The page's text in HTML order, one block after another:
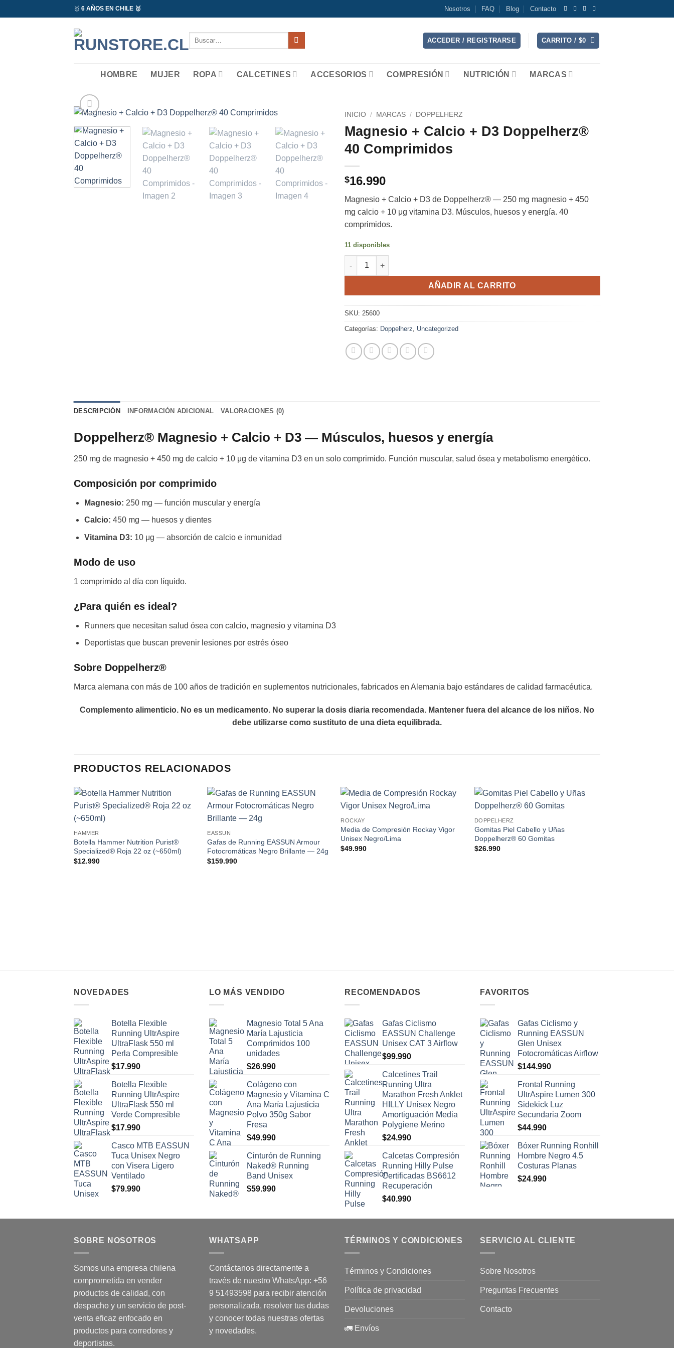
al
🥇 6 AÑOS EN CHILE 🥇 Nosotros FAQ Blog Contacto
Buscar
ACCEDER / REGISTRARSE CARRITO / $0
HOMBRE MUJER ROPA CALCETINES ACCESORIOS COMPRESIÓN NUTRICIÓN MARCAS
wishlist
INICIO / MARCAS / DOPPELHERZ
Magnesio + Calcio + D3 Doppelherz®
40 Comprimidos
$16.990
Magnesio + Calcio + D3 de Doppelherz® — 250 mg magnesio + 450
mg calcio + 10 μg vitamina D3. Músculos, huesos y energía. 40
comprimidos.
11 disponibles
Magnesio + Calcio + D3 Doppelherz® 40 Comprimidos cantidad
AÑADIR AL CARRITO
SKU: 25600
Categorías: Doppelherz, Uncategorized
DESCRIPCIÓN INFORMACIÓN ADICIONAL VALORACIONES (0)
Doppelherz® Magnesio + Calcio + D3 — Músculos, huesos y energía
250 mg de magnesio + 450 mg de calcio + 10 μg de vitamina D3 en un solo comprimido. Función muscular, salud ósea y metabolismo energético.
Composición por comprimido
Magnesio: 250 mg — función muscular y energía
Calcio: 450 mg — huesos y dientes
Vitamina D3: 10 μg — absorción de calcio e inmunidad
Modo de uso
1 comprimido al día con líquido.
¿Para quién es ideal?
Runners que necesitan salud ósea con calcio, magnesio y vitamina D3
Deportistas que buscan prevenir lesiones por estrés óseo
Sobre Doppelherz®
Marca alemana con más de 100 años de tradición en suplementos nutricionales, fabricados en Alemania bajo estándares de calidad farmacéutica.
Complemento alimenticio. No es un medicamento. No superar la dosis diaria recomendada. Mantener fuera del alcance de los niños. No
debe utilizarse como sustituto de una dieta equilibrada.
PRODUCTOS RELACIONADOS
HAMMER
Botella Hammer Nutrition Purist®
Specialized® Roja 22 oz (~650ml)
$12.990
EASSUN
Gafas de Running EASSUN Armour
Fotocromáticas Negro Brillante — 24g
$159.990
ROCKAY
Media de Compresión Rockay Vigor
Unisex Negro/Lima
$49.990
DOPPELHERZ
Gomitas Piel Cabello y Uñas
Doppelherz® 60 Gomitas
$26.990
NOVEDADES
Botella Flexible
Running UltrAspire
UltraFlask 550 ml
Perla Compresible
$17.990
Botella Flexible
Running UltrAspire
UltraFlask 550 ml
Verde Compresible
$17.990
Casco MTB EASSUN
Tuca Unisex Negro
con Visera Ligero
Ventilado
$79.990
LO MÁS VENDIDO
Magnesio Total 5 Ana
María Lajusticia
Comprimidos 100
unidades
$26.990
Colágeno con
Magnesio y Vitamina C
Ana María Lajusticia
Polvo 350g Sabor
Fresa
$49.990
Cinturón de Running
Naked® Running
Band Unisex
$59.990
RECOMENDADOS
Gafas Ciclismo
EASSUN Challenge
Unisex CAT 3 Airflow
$99.990
Calcetines Trail
Running Ultra
Marathon Fresh Anklet
HILLY Unisex Negro
Amortiguación Media
Polygiene Merino
$24.990
Calcetas Compresión
Running Hilly Pulse
Certificadas BS6612
Recuperación
$40.990
FAVORITOS
Gafas Ciclismo y
Running EASSUN
Glen Unisex
Fotocromáticas Airflow
$144.990
Frontal Running
UltrAspire Lumen 300
Sidekick Luz
Secundaria Zoom
$44.990
Bóxer Running Ronhill
Hombre Negro 4.5
Costuras Planas
$24.990
SOBRE NOSOTROS
Somos una empresa chilena
comprometida en vender
productos de calidad, con
despacho y un servicio de post-
venta eficaz enfocado en
productos para corredores y
deportistas.
WHATSAPP
Contáctanos directamente a
través de nuestro WhatsApp: +56
9 51493598 para recibir atención
personalizada, resolver tus dudas
y conocer todas nuestras ofertas
y novedades.
TÉRMINOS Y CONDICIONES
Términos y Condiciones
Política de privacidad
Devoluciones
🚛 Envíos
SERVICIO AL CLIENTE
Sobre Nosotros
Preguntas Frecuentes
Contacto